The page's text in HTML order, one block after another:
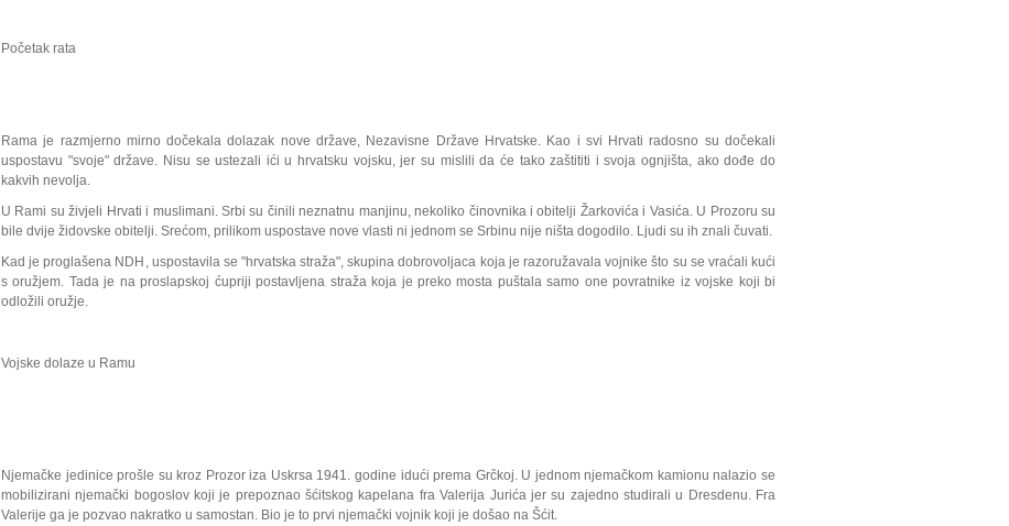
Početak rata
Rama je razmjerno mirno dočekala dolazak nove države, Nezavisne Države Hrvatske. Kao i svi Hrvati radosno su dočekali
uspostavu "svoje" države. Nisu se ustezali ići u hrvatsku vojsku, jer su mislili da će tako zaštititi i svoja ognjišta, ako dođe do
kakvih nevolja.
U Rami su živjeli Hrvati i muslimani. Srbi su činili neznatnu manjinu, nekoliko činovnika i obitelji Žarkovića i Vasića. U Prozoru su
bile dvije židovske obitelji. Srećom, prilikom uspostave nove vlasti ni jednom se Srbinu nije ništa dogodilo. Ljudi su ih znali čuvati.
Kad je proglašena NDH, uspostavila se "hrvatska straža", skupina dobrovoljaca koja je razoružavala vojnike što su se vraćali kući
s oružjem. Tada je na proslapskoj ćupriji postavljena straža koja je preko mosta puštala samo one povratnike iz vojske koji bi
odložili oružje.
Vojske dolaze u Ramu
Njemačke jedinice prošle su kroz Prozor iza Uskrsa 1941. godine idući prema Grčkoj. U jednom njemačkom kamionu nalazio se
mobilizirani njemački bogoslov koji je prepoznao šćitskog kapelana fra Valerija Jurića jer su zajedno studirali u Dresdenu. Fra
Valerije ga je pozvao nakratko u samostan. Bio je to prvi njemački vojnik koji je došao na Šćit.